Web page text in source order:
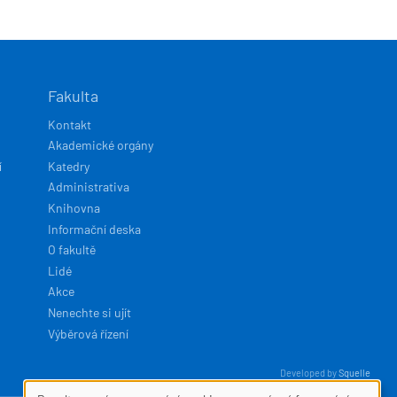
Fakulta
Kontakt
Akademické orgány
Katedry
Administrativa
Knihovna
Informační deska
O fakultě
Lidé
Akce
Nenechte si ujít
Výběrová řízení
Developed bySquelle